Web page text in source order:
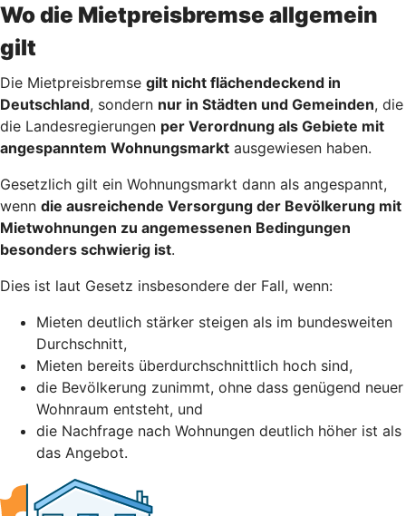
Wo die Mietpreisbremse allgemein
gilt
Die Mietpreisbremse gilt nicht flächendeckend in
Deutschland, sondern nur in Städten und Gemeinden, die
die Landesregierungen per Verordnung als Gebiete mit
angespanntem Wohnungsmarkt ausgewiesen haben.
Gesetzlich gilt ein Wohnungsmarkt dann als angespannt,
wenn die ausreichende Versorgung der Bevölkerung mit
Mietwohnungen zu angemessenen Bedingungen
besonders schwierig ist.
Dies ist laut Gesetz insbesondere der Fall, wenn:
Mieten deutlich stärker steigen als im bundesweiten
Durchschnitt,
Mieten bereits überdurchschnittlich hoch sind,
die Bevölkerung zunimmt, ohne dass genügend neuer
Wohnraum entsteht, und
die Nachfrage nach Wohnungen deutlich höher ist als
das Angebot.